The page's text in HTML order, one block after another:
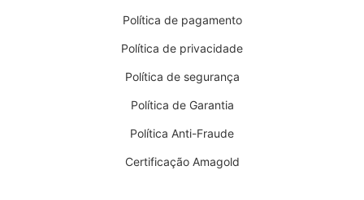
Política de pagamento
Política de privacidade
Política de segurança
Política de Garantia
Política Anti-Fraude
Certificação Amagold